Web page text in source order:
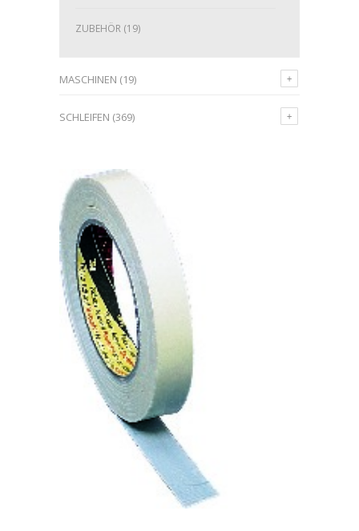
ZUBEHÖR (19)
MASCHINEN (19)
SCHLEIFEN (369)